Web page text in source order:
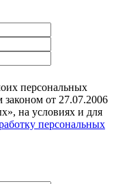
персональных
от 27.07.2006
на условиях и для
персональных